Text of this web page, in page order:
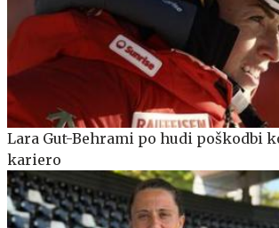
Lara Gut-Behrami po hudi poškodbi
kariero